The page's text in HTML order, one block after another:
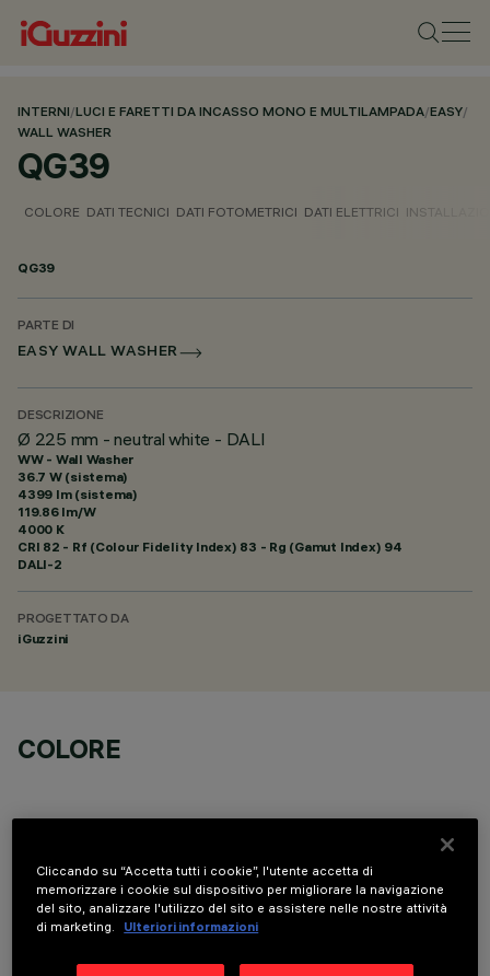
INTERNI/LUCI E FARETTI DA INCASSO MONO E MULTILAMPADA/EASY/
WALL WASHER
QG39
COLORE DATI TECNICI DATI FOTOMETRICI DATI ELETTRICI
QG39
PARTE DI
EASY WALL WASHER
DESCRIZIONE
Ø 225 mm - neutral white - DALI
WW - Wall Washer
36.7 W (sistema)
4399 lm (sistema)
119.86 lm/W
4000 K
CRI 82 - Rf (Colour Fidelity Index) 83 - Rg (Gamut Index) 94
DALI-2
PROGETTATO DA
iGuzzini
COLORE
DATI TECNICI
Cliccando su “Accetta tutti i cookie”, l'utente accetta di
memorizzare i cookie sul dispositivo per migliorare la navigazione
del sito, analizzare l'utilizzo del sito e assistere nelle nostre attività
di marketing.
Ulteriori informazioni